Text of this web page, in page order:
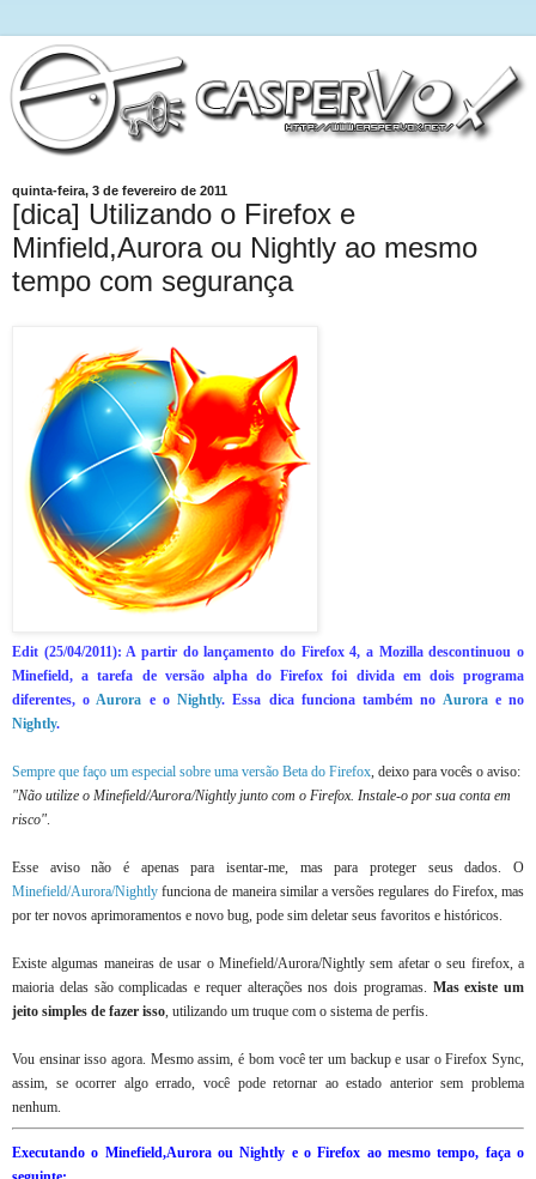
quinta-feira, 3 de fevereiro de 2011
[dica] Utilizando o Firefox e
Minfield,Aurora ou Nightly ao mesmo
tempo com segurança
Edit (25/04/2011): A partir do lançamento do Firefox 4, a Mozilla descontinuou o
Minefield, a tarefa de versão alpha do Firefox foi divida em dois programa
diferentes, oAurora e oNightly. Essa dica funciona também no Aurora e no
Nightly.
Sempre que faço um especial sobre uma versão Beta do Firefox, deixo para vocês o aviso:
"Não utilize o Minefield/Aurora/Nightly junto com o Firefox. Instale-o por sua conta em
risco".
Esse aviso não é apenas para isentar-me, mas para proteger seus dados. O
Minefield/Aurora/Nightly funciona de maneira similar a versões regulares do Firefox, mas
por ter novos aprimoramentos e novo bug, pode sim deletar seus favoritos e históricos.
Existe algumas maneiras de usar o Minefield/Aurora/Nightly sem afetar o seu firefox, a
maioria delas são complicadas e requer alterações nos dois programas. Mas existe um
jeito simples de fazer isso, utilizando um truque com o sistema de perfis.
Vou ensinar isso agora. Mesmo assim, é bom você ter um backup e usar o Firefox Sync,
assim, se ocorrer algo errado, você pode retornar ao estado anterior sem problema
nenhum.
Executando o Minefield,Aurora ou Nightly e o Firefox ao mesmo tempo, faça o